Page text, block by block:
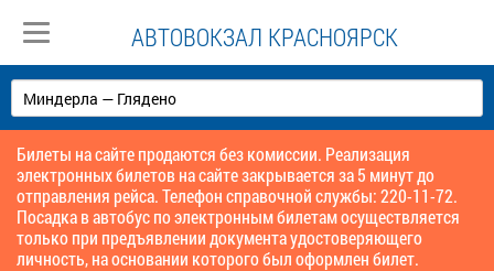
АВТОВОКЗАЛ КРАСНОЯРСК
Билеты на сайте продаются без комиссии. Реализация
электронных билетов на сайте закрывается за 5 минут до
отправления рейса. Телефон справочной службы: 220-11-72.
Посадка в автобус по электронным билетам осуществляется
только при предъявлении документа удостоверяющего
личность, на основании которого был оформлен билет.